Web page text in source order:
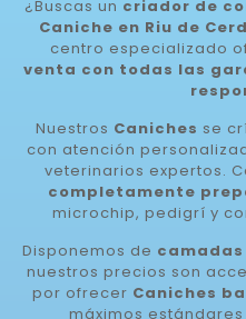
¿Buscas un criador de
Caniche en Riu de
centro especializado
venta con todas las
Nuestros Caniches se
con atención
veterinarios expertos.
completamente
microchip, pedigrí y
Disponemos de
nuestros precios son
por ofrecer Caniches
máximos